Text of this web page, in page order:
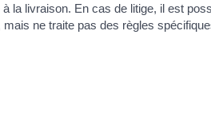
la livraison. En cas de litige, il est
ne traite pas des règles